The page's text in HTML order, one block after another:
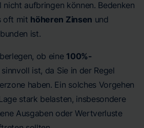
aufbringen können. Bedenken
oft mit höheren Zinsen und
ist.
ob eine 100%-
ist, da Sie in der Regel
haben. Ein solches Vorgehen
stark belasten, insbesondere
Ausgaben oder Wertverluste